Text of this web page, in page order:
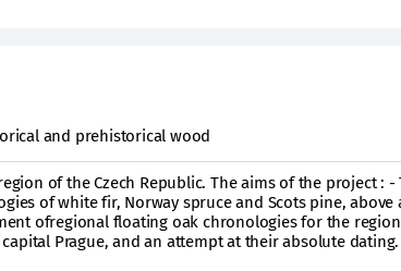
and prehistorical wood
of the Czech Republic. The aims of the project : -
of white fir, Norway spruce and Scots pine, above
ofregional floating oak chronologies for the
Prague, and an attempt at their absolute dating.